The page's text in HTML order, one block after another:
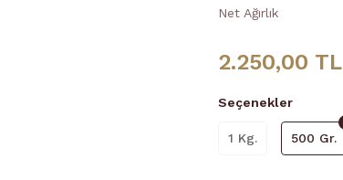
Net Ağırlık
2.250,00 TL
Seçenekler
1 Kg. 500 Gr.